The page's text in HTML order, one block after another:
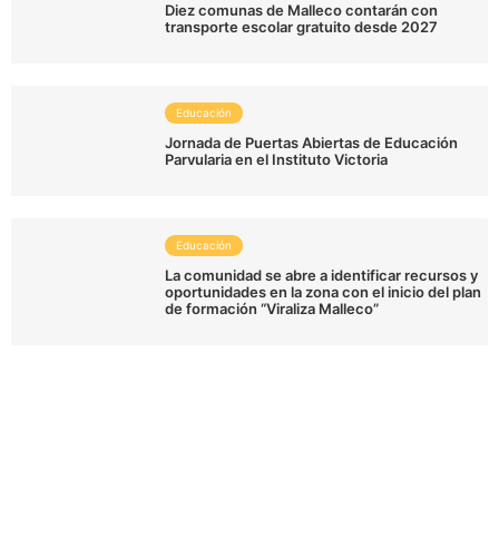
Diez comunas de Malleco contarán con
transporte escolar gratuito desde 2027
Educación
Jornada de Puertas Abiertas de Educación
Parvularia en el Instituto Victoria
Educación
La comunidad se abre a identificar recursos y
oportunidades en la zona con el inicio del plan
de formación “Viraliza Malleco”